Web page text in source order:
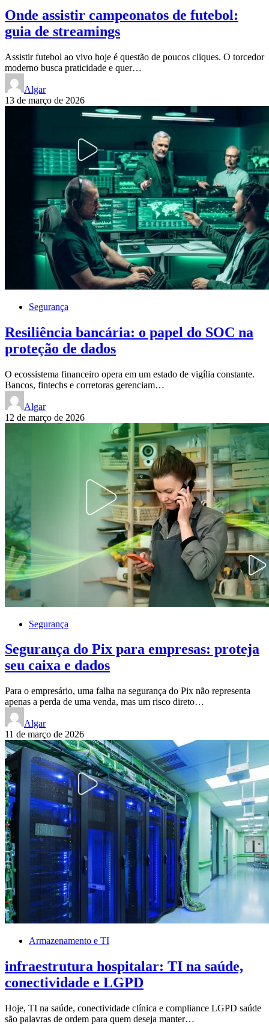
Onde assistir campeonatos de futebol:
guia de streamings
Assistir futebol ao vivo hoje é questão de poucos cliques. O torcedor
moderno busca praticidade e quer…
Algar
13 de março de 2026
Segurança
Resiliência bancária: o papel do SOC na
proteção de dados
O ecossistema financeiro opera em um estado de vigília constante.
Bancos, fintechs e corretoras gerenciam…
Algar
12 de março de 2026
Segurança
Segurança do Pix para empresas: proteja
seu caixa e dados
Para o empresário, uma falha na segurança do Pix não representa
apenas a perda de uma venda, mas um risco direto…
Algar
11 de março de 2026
Armazenamento e TI
infraestrutura hospitalar: TI na saúde,
conectividade e LGPD
Hoje, TI na saúde, conectividade clínica e compliance LGPD saúde
são palavras de ordem para quem deseja manter…